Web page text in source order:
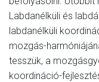
Labdanélküli és
labdanélküli
mozgás-
tesszük, a
koordináció-